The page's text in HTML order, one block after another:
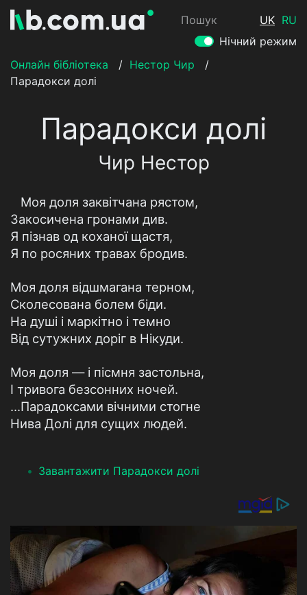
Пошук UK RU
Нічний режим
Онлайн бібліотека
/ Нестор Чир
/
Парадокси долі
Парадокси долі
Чир Нестор
Моя доля заквітчана рястом,
Закосичена гронами див.
Я пізнав од коханої щастя,
Я по росяних травах бродив.
Моя доля відшмагана терном,
Сколесована болем біди.
На душі і маркітно і темно
Від сутужних доріг в Нікуди.
Моя доля — і пісмня застольна,
І тривога безсонних ночей.
...Парадоксами вічними стогне
Нива Долі для сущих людей.
Завантажити Парадокси долі